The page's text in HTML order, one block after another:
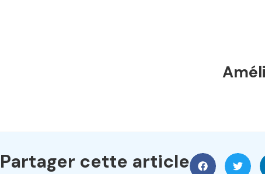
Partager cette article